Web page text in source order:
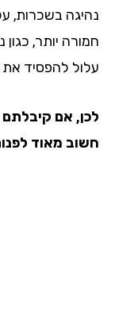
בשכרות, עלול
יותר, כגון
להפסיד את
אם קיבלתם
מאוד לפנות